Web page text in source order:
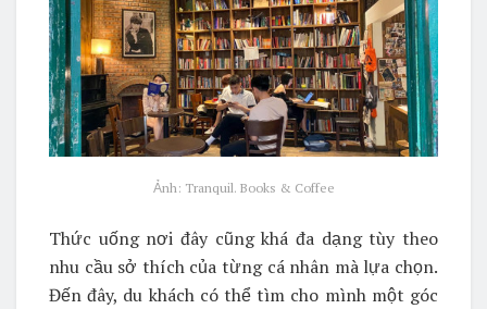
Ảnh: Tranquil. Books & Coffee
Thức uống nơi đây cũng khá đa dạng tùy theo
nhu cầu sở thích của từng cá nhân mà lựa chọn.
Đến đây, du khách có thể tìm cho mình một góc